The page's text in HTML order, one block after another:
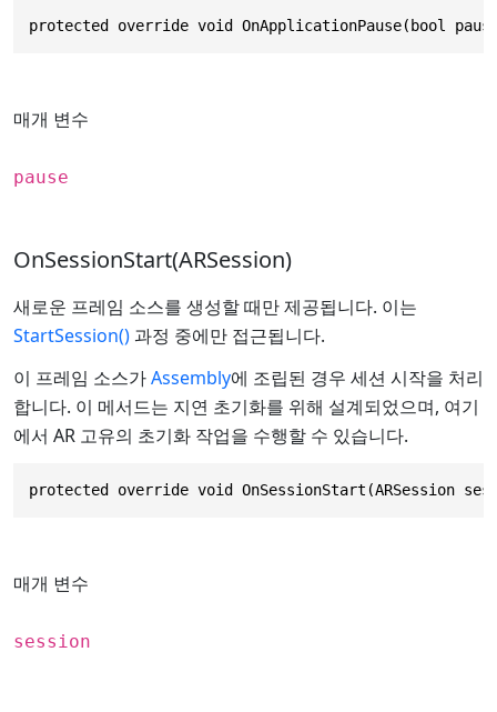
protected override void OnApplicationPause(bool
매개 변수
pause
OnSessionStart(ARSession)
새로운 프레임 소스를 생성할 때만 제공됩니다. 이는
StartSession() 과정 중에만 접근됩니다.
이 프레임 소스가Assembly에 조립된 경우 세션 시작을 처리
합니다. 이 메서드는 지연 초기화를 위해 설계되었으며, 여기
에서 AR 고유의 초기화 작업을 수행할 수 있습니다.
protected override void OnSessionStart(ARSession
매개 변수
session